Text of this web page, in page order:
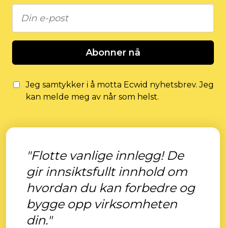
Abonner nå
Jeg samtykker i å motta Ecwid nyhetsbrev. Jeg
kan melde meg av når som helst.
"Flotte vanlige innlegg! De
gir innsiktsfullt innhold om
hvordan du kan forbedre og
bygge opp virksomheten
din."